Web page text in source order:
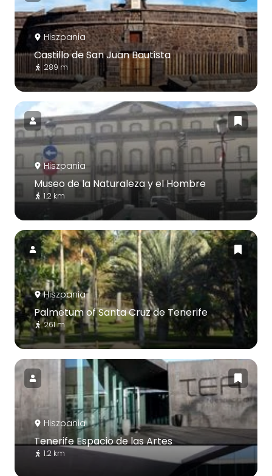
Hiszpania
Castillo de San Juan Bautista
289 m
Hiszpania
Museo de la Naturaleza y el Hombre
1.2 km
Hiszpania
Palmetum of Santa Cruz de Tenerife
261 m
Hiszpania
Tenerife Espacio de las Artes
1.2 km